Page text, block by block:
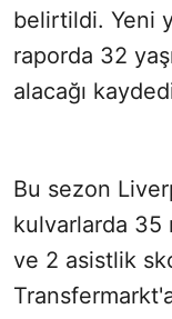
belirtildi. Yeni
raporda 32
alacağı
Bu sezon
kulvarlarda 35
ve 2 asistlik